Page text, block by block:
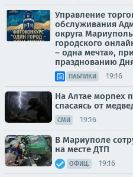
Управление
обслуживания
округа
городского
– одна мечта»,
празднованию
ПАБЛИКИ 19:16
На Алтае морпех
спасаясь от
СМИ 19:16
В Мариуполе
на месте ДТП
ОФИЦ. 19:16